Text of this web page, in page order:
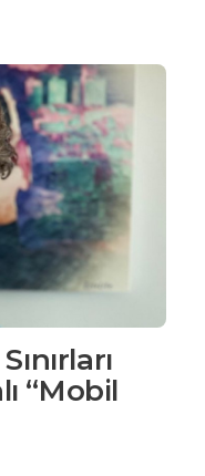
“Mobil